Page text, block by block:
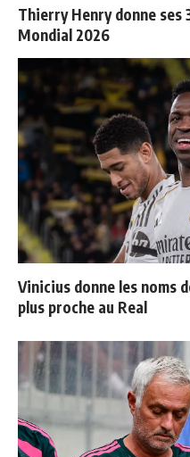
Thierry Henry donne
Mondial 2026
Vinicius donne les noms
plus proche au Real